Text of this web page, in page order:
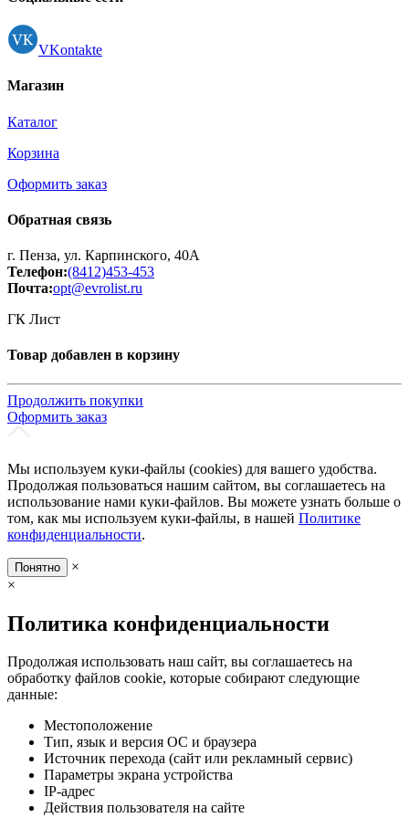
VKontakte
Магазин
Каталог
Корзина
Оформить заказ
Обратная связь
г. Пенза, ул. Карпинского, 40А
Телефон:(8412)453-453
Почта:opt@evrolist.ru
ГК Лист
Товар добавлен в корзину
Продолжить покупки
Оформить заказ
Мы используем куки-файлы (cookies) для вашего удобства.
Продолжая пользоваться нашим сайтом, вы соглашаетесь на
использование нами куки-файлов. Вы можете узнать больше о
том, как мы используем куки-файлы, в нашей Политике
конфиденциальности.
Понятно
×
×
Политика конфиденциальности
Продолжая использовать наш сайт, вы соглашаетесь на
обработку файлов cookie, которые собирают следующие
данные:
Местоположение
Тип, язык и версия ОС и браузера
Источник перехода (сайт или рекламный сервис)
Параметры экрана устройства
IP-адрес
Действия пользователя на сайте